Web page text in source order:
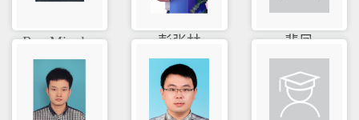
Ren Mingl... 彭张林 裴凤